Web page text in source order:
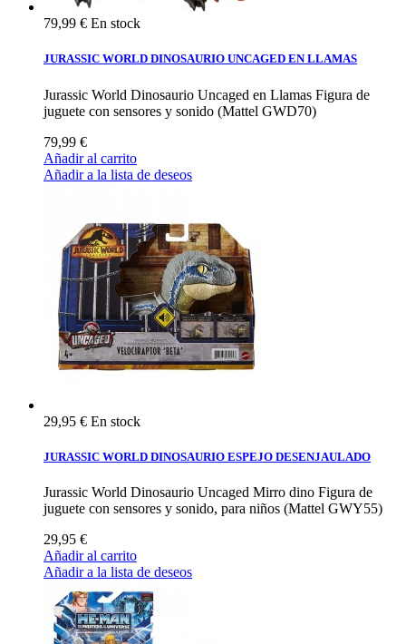
79,99 € En stock
JURASSIC WORLD DINOSAURIO UNCAGED EN LLAMAS
Jurassic World Dinosaurio Uncaged en Llamas Figura de
juguete con sensores y sonido (Mattel GWD70)
79,99 €
Añadir al carrito
Añadir a la lista de deseos
29,95 € En stock
JURASSIC WORLD DINOSAURIO ESPEJO DESENJAULADO
Jurassic World Dinosaurio Uncaged Mirro dino Figura de
juguete con sensores y sonido, para niños (Mattel GWY55)
29,95 €
Añadir al carrito
Añadir a la lista de deseos